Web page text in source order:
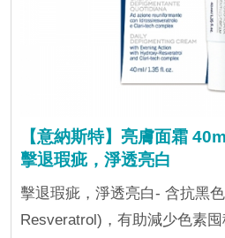
【意納斯特】亮膚面霜 40ml
擊退瑕疵，淨透亮白
擊退瑕疵，淨透亮白- 含抗黑
Resveratrol)，有助減少色素